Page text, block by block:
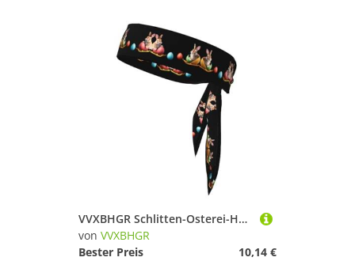
VVXBHGR Schlitten-Osterei-Hasen-Druck-Sport-Stirnband für Damen und Herren, weich und atmungsaktiv, feuchtigkeitsableitend, sportlich
von VVXBHGR
Bester Preis
10,14 €